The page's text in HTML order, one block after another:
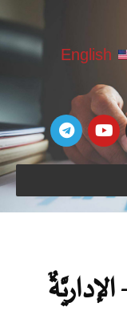
English